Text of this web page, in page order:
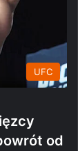
UFC
od